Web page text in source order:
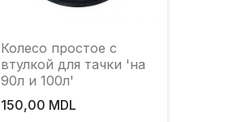
Колесо простое с
втулкой для тачки 'на
90л и 100л'
150,00 MDL